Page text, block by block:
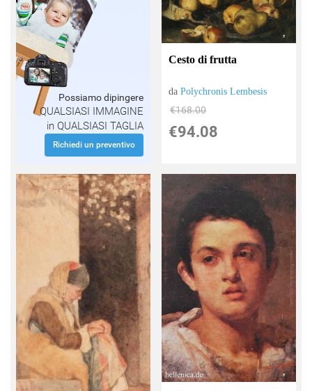
Possiamo dipingere
QUALSIASI IMMAGINE
in QUALSIASI TAGLIA
Richiedi un preventivo
Cesto di frutta
daPolychronis Lembesis
€168.00
€94.08